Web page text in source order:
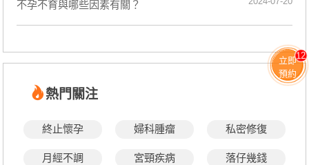
不孕不育與哪些因素有關？
熱門關注
終止懷孕 婦科腫瘤 私密修復
月經不調 宮頸疾病 落仔幾錢
立即
預約
12